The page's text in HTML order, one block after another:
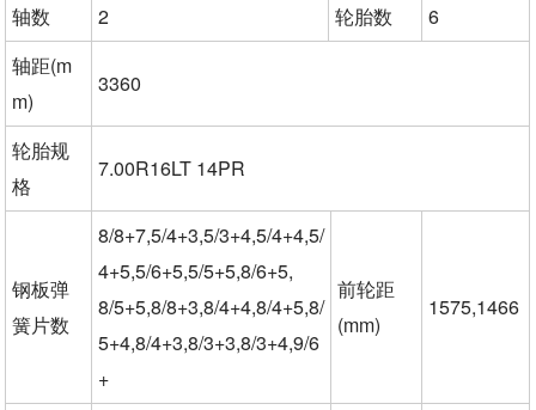
轴数
2 轮胎数
6
轴距(m
m)
3360
轮胎规
格
7.00R16LT 14PR
钢板弹
簧片数
8/8+7,5/4+3,5/3+4,5/4+4,5/
4+5,5/6+5,5/5+5,8/6+5,
8/5+5,8/8+3,8/4+4,8/4+5,8/
5+4,8/4+3,8/3+3,8/3+4,9/6
+
前轮距
(mm)
1575,1466